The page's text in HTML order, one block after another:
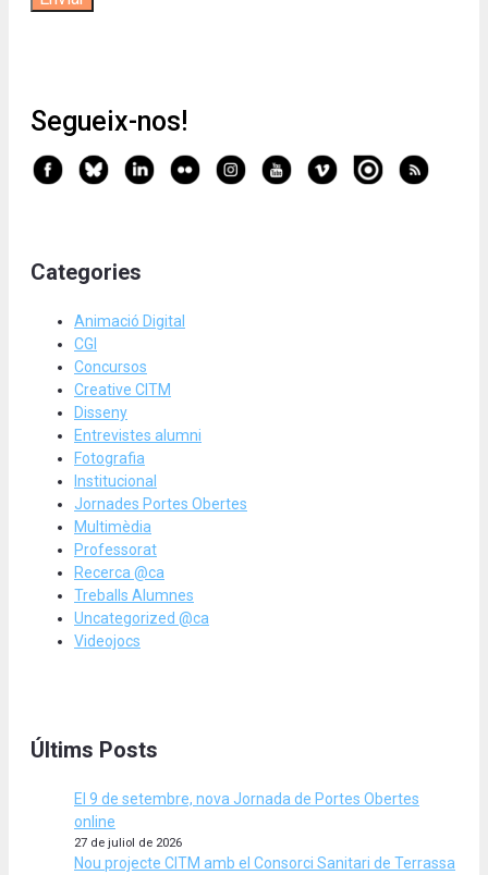
Segueix-nos!
Categories
Animació Digital
CGI
Concursos
Creative CITM
Disseny
Entrevistes alumni
Fotografia
Institucional
Jornades Portes Obertes
Multimèdia
Professorat
Recerca @ca
Treballs Alumnes
Uncategorized @ca
Videojocs
Últims Posts
El 9 de setembre, nova Jornada de Portes Obertes
online
27 de juliol de 2026
Nou projecte CITM amb el Consorci Sanitari de Terrassa